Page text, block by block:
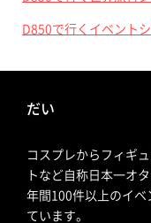
D850で行くイベント
だい
コスプレからフィギ
トなど自称日本一オ
年間100件以上のイベ
ています。